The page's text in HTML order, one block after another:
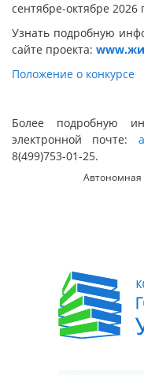
сентябре-октябре 2026
Узнать подробную
сайте проекта: www.
Положение о конкурсе
Более подробную
электронной почте:
8(499)753-01-25.
Автономная